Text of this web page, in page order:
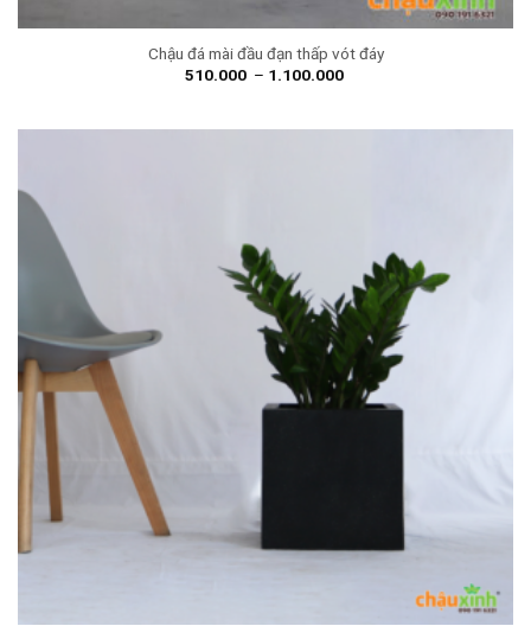
Chậu đá mài đầu đạn thấp vót đáy
510.000 – 1.100.000